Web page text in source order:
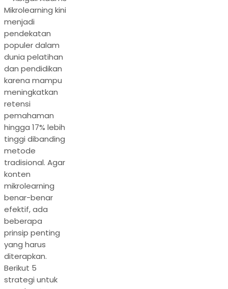
Mikrolearning kini
menjadi
pendekatan
populer dalam
dunia pelatihan
dan pendidikan
karena mampu
meningkatkan
retensi
pemahaman
hingga 17% lebih
tinggi dibanding
metode
tradisional. Agar
konten
mikrolearning
benar-benar
efektif, ada
beberapa
prinsip penting
yang harus
diterapkan.
Berikut 5
strategi untuk